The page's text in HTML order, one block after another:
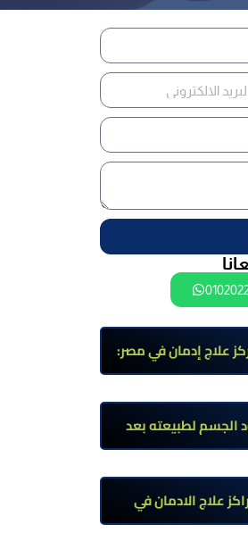
علاج إدمان في مصر:
معتمدة وتعافي آمن
طبي
الجسم لطبيعته بعد
الآيس؟ مراحل التعافي
المؤثرة
علاج الادمان في
التكلفة وما الذي